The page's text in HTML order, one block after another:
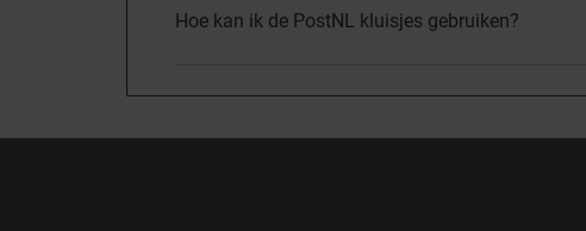
Hoe kan ik de PostNL kluisjes gebruiken?